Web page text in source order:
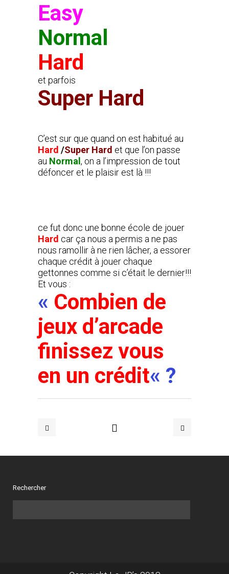
Easy
Normal
Hard
et parfois
Super Hard
C’est sur que quand on est habitué au
Hard /Super Hard et que l’on passe
au Normal , on a l’impression de tout
défoncer et le plaisir est là !!!
ce fut donc une bonne école de jouer
Hard car ça nous a permis a ne pas
nous ramollir à ne rien lâcher, a essorer
chaque crédit à jouer chaque
gettonnes comme si c’était le dernier!!!
Et vous :
« Combien de
jeux d’arcade
finissez vous
en un crédit« ?
Rechercher